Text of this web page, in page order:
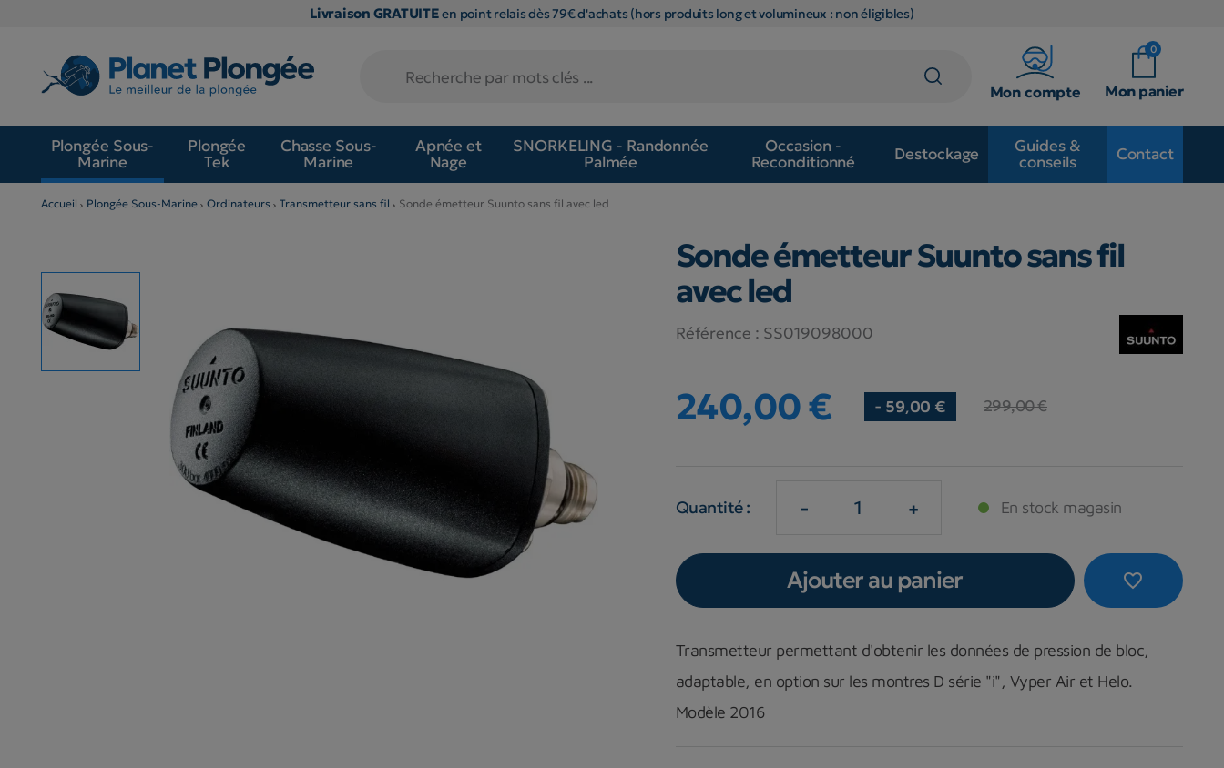
Livraison GRATUITEen point relais dès 79€ d'achats (hors produits long et volumineux : non éligibles)
Mon compte
0
Mon panier
Plongée Sous-
Marine
Plongée
Tek
Chasse Sous-
Marine
Apnée et
Nage
SNORKELING - Randonnée
Palmée
Occasion -
Reconditionné
Destockage
Guides &
conseils
Contact
Accueil Plongée Sous-Marine Ordinateurs Transmetteur sans fil Sonde émetteur Suunto sans fil avec led
Sonde émetteur Suunto sans fil
avec led
Référence : SS019098000
240,00 € - 59,00 € 299,00 €
Quantité : - + En stock magasin
favorite_border
Ajouter au panier
Transmetteur permettant d'obtenir les données de pression de bloc,
adaptable, en option sur les montres D série "i", Vyper Air et Helo.
Modèle 2016